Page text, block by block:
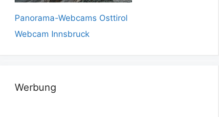
Panorama-Webcams Osttirol
Webcam Innsbruck
Werbung